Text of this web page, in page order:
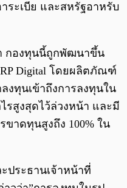
ระเบีย และสหรัฐอาหรับ
กองทุนนี้ถูกพัฒนาขึ้น
Digital โดยผลิตภัณฑ์
งทุนเข้าถึงการลงทุนใน
รสูงสุดไว้ล่วงหน้า และมี
ขาดทุนสูงถึง 100% ใน
ประธานเจ้าหน้าที่